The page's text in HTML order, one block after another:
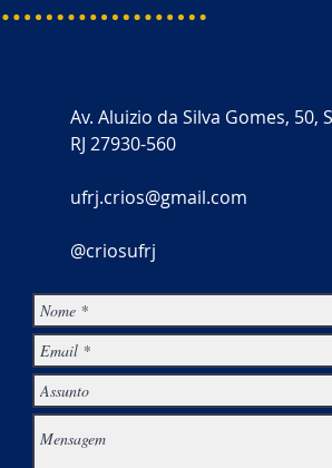
Av. Aluizio da Silva Gomes, 50,
RJ 27930-560
ufrj.crios@gmail.com
@criosufrj